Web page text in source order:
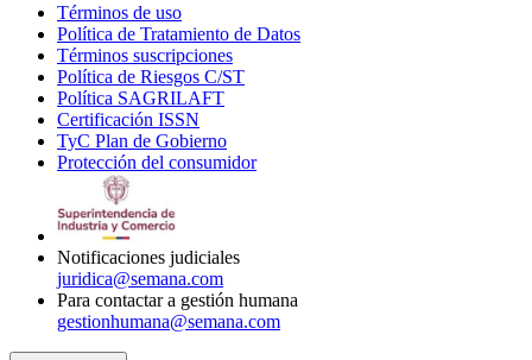
Términos de uso
in
new
window
Política de Tratamiento de Datos
Términos suscripciones
in
Política de Riesgos C/ST
Política SAGRILAFT
new
window
Certificación ISSN
in
new
TyC Plan de Gobierno
in
Protección del consumidorOpens
Notificaciones judiciales
juridica@semana.com
Para contactar a gestión humana
gestionhumana@semana.com